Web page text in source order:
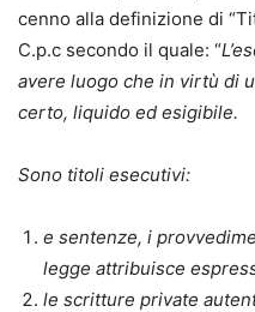
cenno alla definizione di
C.p.c secondo il quale: “
avere luogo che in virtù di
certo, liquido ed esigibile.
Sono titoli esecutivi:
e sentenze, i
legge attribuisce
le scritture private